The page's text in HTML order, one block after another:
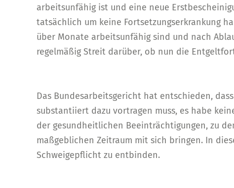
arbeitsunfähig ist und eine neue
tatsächlich um keine Fortsetzungserkrankung
über Monate arbeitsunfähig sind und nach
regelmäßig Streit darüber, ob nun die
Das Bundesarbeitsgericht hat entschieden,
substantiiert dazu vortragen muss, es habe
der gesundheitlichen Beeinträchtigungen, zu
maßgeblichen Zeitraum mit sich bringen. In
Schweigepflicht zu entbinden.